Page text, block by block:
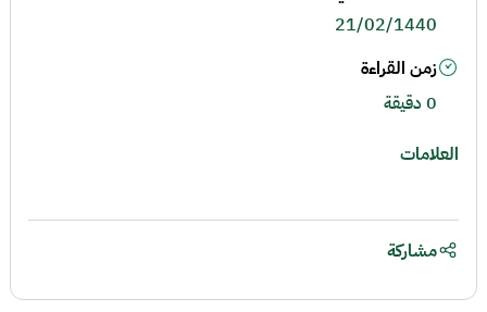
21/02/1440
زمن القراءة
0 دقيقة
العلامات
مشاركة